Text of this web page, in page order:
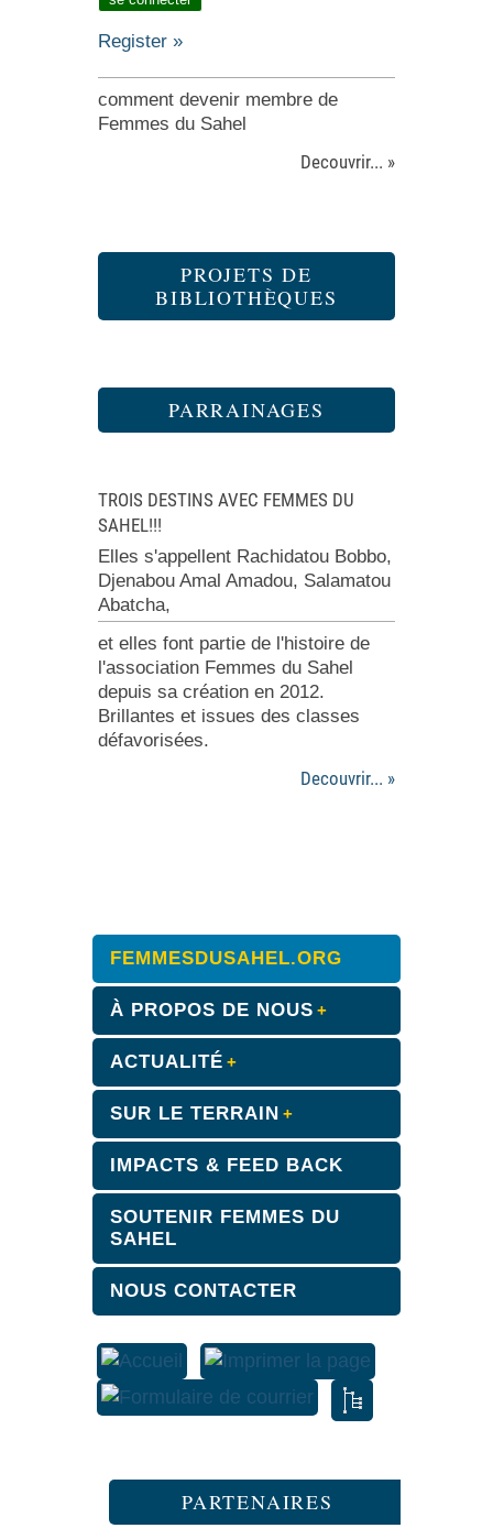
FEMMESDUSAHEL.ORG
À PROPOS DE NOUS
ACTUALITÉ
SUR LE TERRAIN
IMPACTS & FEED BACK
SOUTENIR FEMMES DU
SAHEL
NOUS CONTACTER
PARTENAIRES
Register »
comment devenir membre de
Femmes du Sahel
Decouvrir... »
PROJETS DE
BIBLIOTHÈQUES
PARRAINAGES
TROIS DESTINS AVEC FEMMES DU
SAHEL!!!
Elles s'appellent Rachidatou Bobbo,
Djenabou Amal Amadou, Salamatou
Abatcha,
et elles font partie de l'histoire de
l'association Femmes du Sahel
depuis sa création en 2012.
Brillantes et issues des classes
défavorisées.
Decouvrir... »